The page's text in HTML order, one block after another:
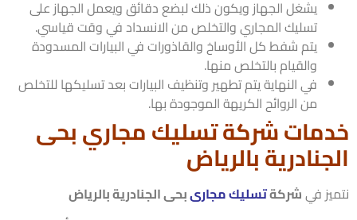
يشغل الجهاز ويكون ذلك لبضع دقائق ويعمل الجهاز على
تسليك المجاري والتخلص من الانسداد في وقت قياسي.
يتم شفط كل الأوساخ والقاذورات في البيارات المسدودة
والقيام بالتخلص منها.
في النهاية يتم تطهير وتنظيف البيارات بعد تسليكها للتخلص
من الروائح الكريهة الموجودة بها.
شركة تسليك مجاري بحى
بالرياض
فيشركةتسليك مجارىبحى الجنادرية بالرياض